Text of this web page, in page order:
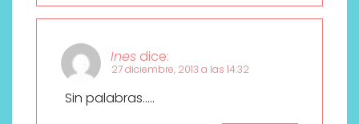
Ines dice:
27 diciembre, 2013 a las 14:32
Sin palabras…..